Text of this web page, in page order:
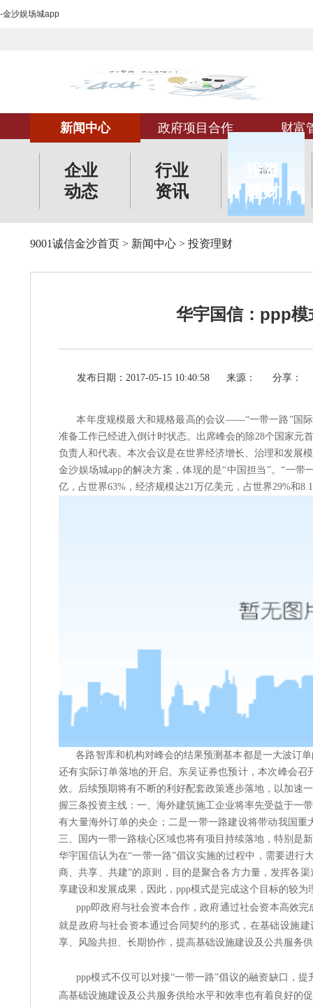
-金沙娱场城app
新闻中心 政府项目合作 财富
企业
动态
行业
资讯
投资
理财
9001诚信金沙首页 > 新闻中心 > 投资理财
华宇国信：ppp模
发布日期：2017-05-15 10:40:58 来源： 分享：
本年度规模最大和规格最高的会议——“一带一路”国际
准备工作已经进入倒计时状态。出席峰会的除28个国家元
负责人和代表。本次会议是在世界经济增长、治理和发展
金沙娱场城app的解决方案，体现的是“中国担当”。“一带
亿，占世界63%，经济规模达21万亿美元，占世界29%和
各路智库和机构对峰会的结果预测基本都是一大波订单
还有实际订单落地的开启。东吴证券也预计，本次峰会
效。后续预期将有不断的利好配套政策逐步落地，以加速
握三条投资主线：一、海外建筑施工企业将率先受益于一
有大量海外订单的央企；二是一带一路建设将带动我国
三、国内一带一路核心区域也将有项目持续落地，特别是
华宇国信认为在“一带一路”倡议实施的过程中，需要进
商、共享、共建”的原则，目的是聚合各方力量，发挥各
享建设和发展成果，因此，ppp模式是完成这个目标的较为
ppp即政府与社会资本合作，政府通过社会资本高效
就是政府与社会资本通过合同契约的形式，在基础设施
享、风险共担、长期协作，提高基础设施建设及公共服务
ppp模式不仅可以对接“一带一路”倡议的融资缺口，
高基础设施建设及公共服务供给水平和效率也有着良好的